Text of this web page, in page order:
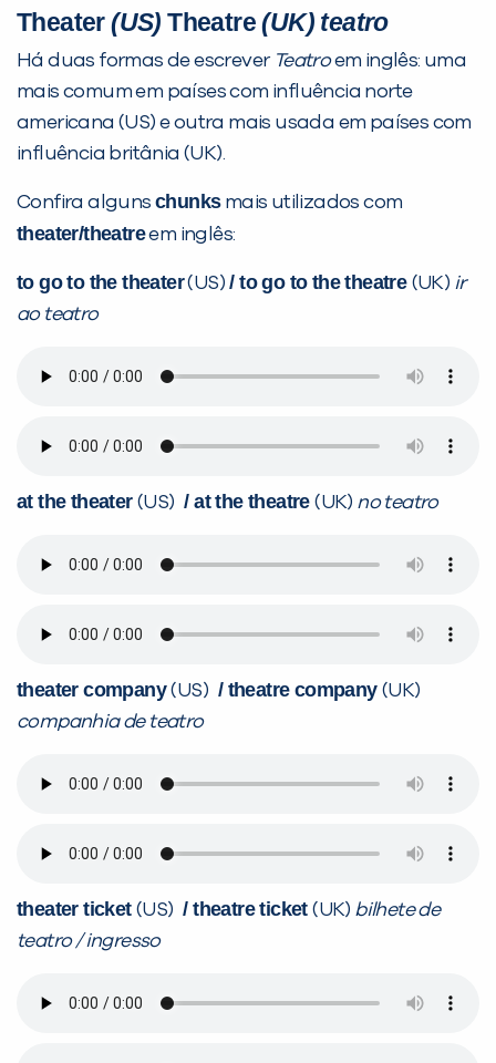
Theater (US)Theatre(UK) teatro
Há duas formas de escrever Teatroem inglês: uma
mais comum em países com influência norte
americana (US) e outra mais usada em países com
influência britânia (UK).
Confira alguns chunksmais utilizados com
theater/theatreem inglês:
to go to the theater(US) / to go to the theatre (UK) ir
ao teatro
at the theater (US) / at the theatre(UK) no teatro
theater company(US) / theatre company(UK)
companhia de teatro
theater ticket (US) / theatre ticket(UK) bilhete de
teatro / ingresso
Você é aluno inFlux?
Sim Não